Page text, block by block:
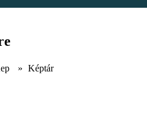
» Képtár